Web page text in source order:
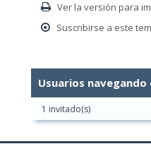
Ver la versión para
Suscribirse a este
Usuarios
1 invitado(s)